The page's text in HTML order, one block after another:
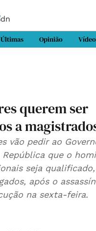
Últimas Opinião
querem ser
a
vão pedir ao
que o homicídio
seja
na sexta-feira.